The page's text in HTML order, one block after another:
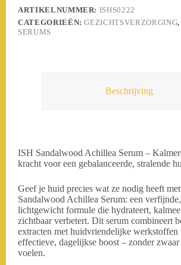
ARTIKELNUMMER: ISHS0222
CATEGORIEËN:GEZICHTSVERZORGING
SERUMS
Beschrijving
ISH Sandalwood Achillea Serum –
kracht voor een gebalanceerde, stralende
Geef je huid precies wat ze nodig heeft
Sandalwood Achillea Serum: een verfijnde,
lichtgewicht formule die hydrateert,
zichtbaar verbetert. Dit serum combineert
extracten met huidvriendelijke werkstoffen
effectieve, dagelijkse boost – zonder zwaar
voelen.